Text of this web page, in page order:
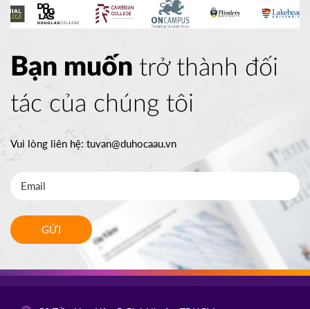
Bạn muốn trở thành đối
tác của chúng tôi
Vui lòng liên hệ:tuvan@duhocaau.vn
GỬI